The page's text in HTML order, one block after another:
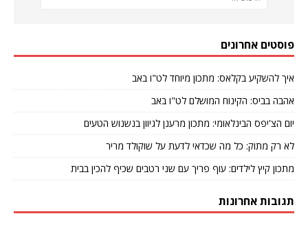
פוסטים אחרונים
איך להשקיע בקלאס: מתכון מיוחד לט"ו באב
אהבה בביס: הקינוח המושלם לט"ו באב
יום הצ'יפס הבינלאומי: מתכון מרענן לגיוון בנשנוש הטעים
לא רק מתוק: כל מה שכדאי לדעת על שוקולד מריר
מתכון קיץ לילדים: עוף פריך עם שני רטבים שכיף להכין בבית
תגובות אחרונות